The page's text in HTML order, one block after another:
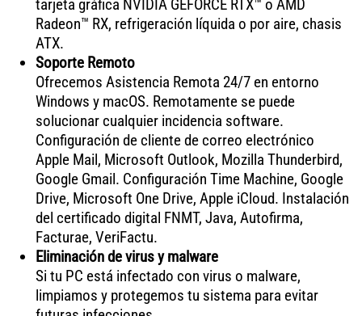
tarjeta gráfica NVIDIA GEFORCE RTX™ o AMD
Radeon™ RX, refrigeración líquida o por aire, chasis
ATX.
Soporte Remoto
Ofrecemos Asistencia Remota 24/7 en entorno
Windows y macOS. Remotamente se puede
solucionar cualquier incidencia software.
Configuración de cliente de correo electrónico
Apple Mail, Microsoft Outlook, Mozilla Thunderbird,
Google Gmail. Configuración Time Machine, Google
Drive, Microsoft One Drive, Apple iCloud. Instalación
del certificado digital FNMT, Java, Autofirma,
Facturae, VeriFactu.
Eliminación de virus y malware
Si tu PC está infectado con virus o malware,
limpiamos y protegemos tu sistema para evitar